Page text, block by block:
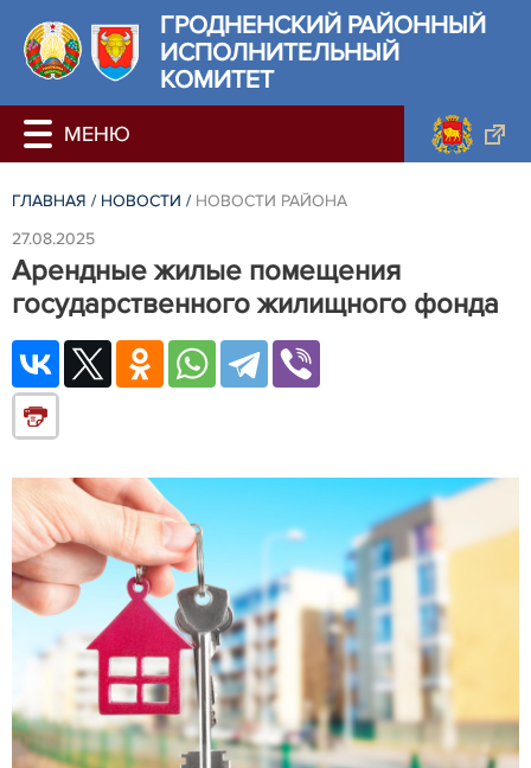
ГРОДНЕНСКИЙ РАЙОННЫЙ
ИСПОЛНИТЕЛЬНЫЙ
КОМИТЕТ
ГЛАВНАЯ / НОВОСТИ / НОВОСТИ РАЙОНА
27.08.2025
Арендные жилые помещения
государственного жилищного фонда